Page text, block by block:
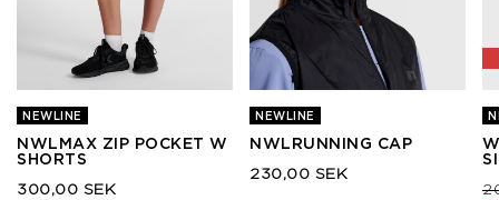
NEWLINE
NWLMAX ZIP POCKET W
SHORTS
300,00 SEK
NEWLINE
NWLRUNNING CAP
230,00 SEK